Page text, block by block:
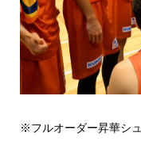
※フルオーダー昇華シ